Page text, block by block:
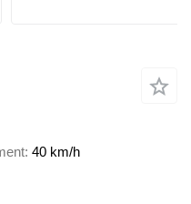
40 km/h